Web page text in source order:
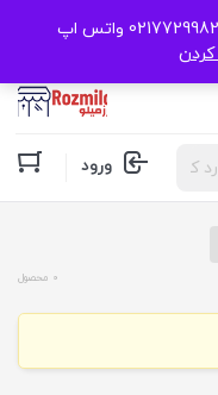
شماره های جدید پشتیبانی رزمیلو 02177299823 واتس اپ
کردن
ورود
0 محصول